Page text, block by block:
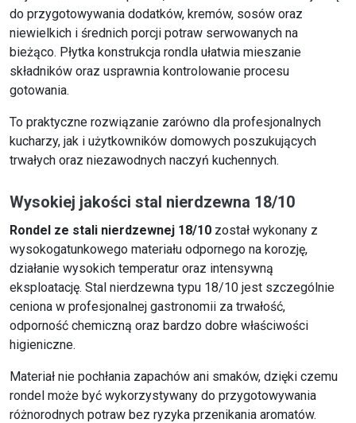
do przygotowywania dodatków, kremów, sosów oraz
niewielkich i średnich porcji potraw serwowanych na
bieżąco. Płytka konstrukcja rondla ułatwia mieszanie
składników oraz usprawnia kontrolowanie procesu
gotowania.
To praktyczne rozwiązanie zarówno dla profesjonalnych
kucharzy, jak i użytkowników domowych poszukujących
trwałych oraz niezawodnych naczyń kuchennych.
Wysokiej jakości stal nierdzewna 18/10
Rondel ze stali nierdzewnej 18/10 został wykonany z
wysokogatunkowego materiału odpornego na korozję,
działanie wysokich temperatur oraz intensywną
eksploatację. Stal nierdzewna typu 18/10 jest szczególnie
ceniona w profesjonalnej gastronomii za trwałość,
odporność chemiczną oraz bardzo dobre właściwości
higieniczne.
Materiał nie pochłania zapachów ani smaków, dzięki czemu
rondel może być wykorzystywany do przygotowywania
różnorodnych potraw bez ryzyka przenikania aromatów.